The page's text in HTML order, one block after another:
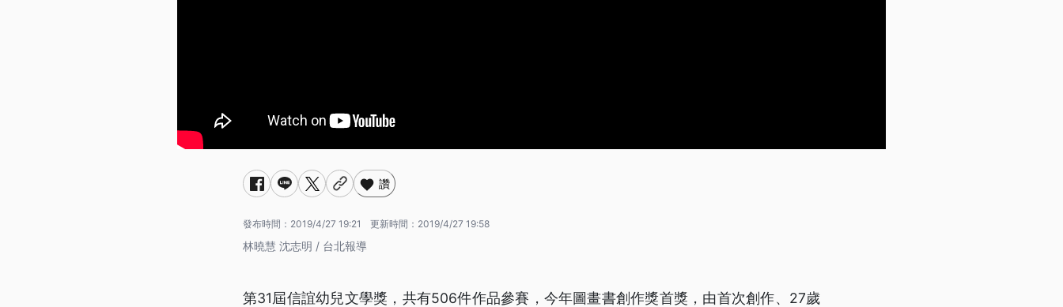
讚
發布時間： 2019/4/27 19:21 更新時間： 2019/4/27 19:58
林曉慧 沈志明 / 台北報導
第31屆信誼幼兒文學獎，共有506件作品參賽，今年圖畫書創作獎首獎，由首次創作、27歲